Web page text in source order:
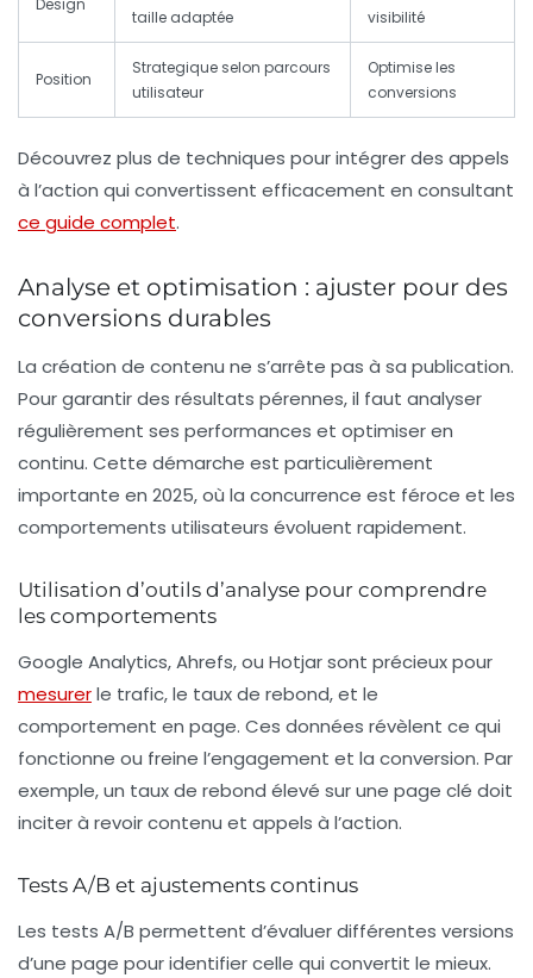
Design
taille adaptée
visibilité
Position
Strategique selon parcours
utilisateur
Optimise les
conversions
Découvrez plus de techniques pour intégrerdes appels
à l’action qui convertissent efficacement en consultant
ce guide complet.
Analyse et optimisation : ajuster pour des
conversions durables
La création de contenu ne s’arrête pas à sa publication.
Pour garantir des résultats pérennes, il faut analyser
régulièrement ses performances et optimiser en
continu. Cette démarche est particulièrement
importante en 2025, où la concurrence est féroce et les
comportements utilisateurs évoluent rapidement.
Utilisation d’outils d’analyse pour comprendre
les comportements
Google Analytics, Ahrefs, ou Hotjar sont précieux pour
mesurerle trafic, le taux de rebond, et le
comportement en page. Ces données révèlent ce qui
fonctionne ou freine l’engagement et la conversion. Par
exemple, un taux de rebond élevé sur une page clé doit
inciter à revoir contenu et appels à l’action.
Tests A/B et ajustements continus
Les tests A/B permettent d’évaluer différentes versions
d’une page pour identifier celle qui convertit le mieux.